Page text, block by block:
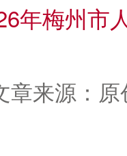
年梅州市
章来源：原